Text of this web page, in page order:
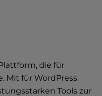
die für
Mit für WordPress
Tools zur